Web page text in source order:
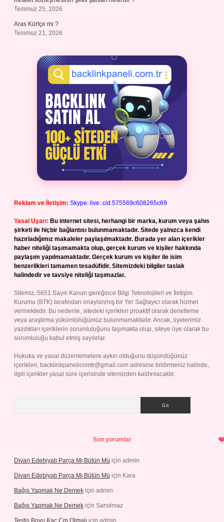
Temmuz 25, 2026
Aras Kürtçe mi ?
Temmuz 21, 2026
Reklam ve İletişim: Skype: live:.cid.575569c608265c69
Yasal Uyarı: Bu internet sitesi, herhangi bir marka, kurum veya şahıs
şirketi ile hiçbir bağlantısı bulunmamaktadır. Sitede yalnızca kendi
hazırladığımız makaleler paylaşılmaktadır. Burada yer alan içerikler
haber niteliği taşımamakta olup, gerçek kurum ve kişiler hakkında
paylaşım yapılmamaktadır. Gerçek kurum ve kişiler ile isim
benzerlikleri tamamen tesadüfidir. Sitemizdeki bilgiler taslak
halindedir ve tavsiye niteliği taşımazlar.
Sitemiz, 5651 Sayılı Kanun gereğince Bilgi Teknolojileri ve İletişim
Kurumu (BTK) tarafından onaylanmış bir Yer Sağlayıcı olarak hizmet
vermektedir. Bu nedenle, sitedeki içerikleri proaktif olarak denetleme
veya araştırma yükümlülüğümüz bulunmamaktadır. Ancak, üyelerimiz
yazdıkları içeriklerin sorumluluğunu taşımakta olup, siteye üye olarak bu
sorumluluğu kabul etmiş sayılırlar.
Hukuka ve yasal düzenlemelere aykırı olduğunu düşündüğünüz
içerikleri, backlinkpanelicomtr@gmail.com adresine bildirmeniz halinde,
ilgili içerikler yasal süre içerisinde sitemizden kaldırılacaktır.
Son yorumlar
Divan Edebiyatı Parça Mı Bütün Mü için admin
Divan Edebiyatı Parça Mı Bütün Mü için Kara
Bağış Yapmak Ne Demek için admin
Bağış Yapmak Ne Demek için Sarsılmaz
Testis Boyu Kaç Cm Olmalı için admin